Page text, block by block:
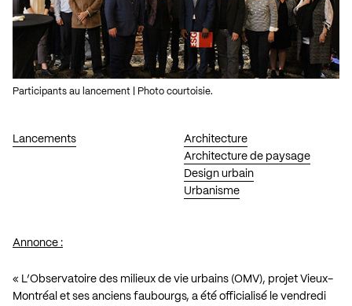
Lancements
Architecture
Architecture de paysage
Design urbain
Urbanisme
Participants au lancement | Photo courtoisie.
Annonce :
« L’Observatoire des milieux de vie urbains (OMV), projet Vieux-
Montréal et ses anciens faubourgs, a été officialisé le vendredi